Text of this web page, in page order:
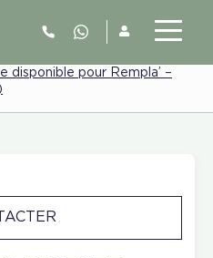
disponible pour Rempla’ –